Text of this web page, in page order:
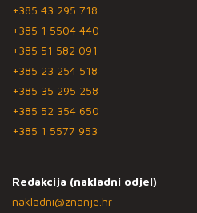
+385 43 295 718
+385 1 5504 440
+385 51 582 091
+385 23 254 518
+385 35 295 258
+385 52 354 650
+385 1 5577 953
Redakcija (nakladni odjel)
nakladni@znanje.hr